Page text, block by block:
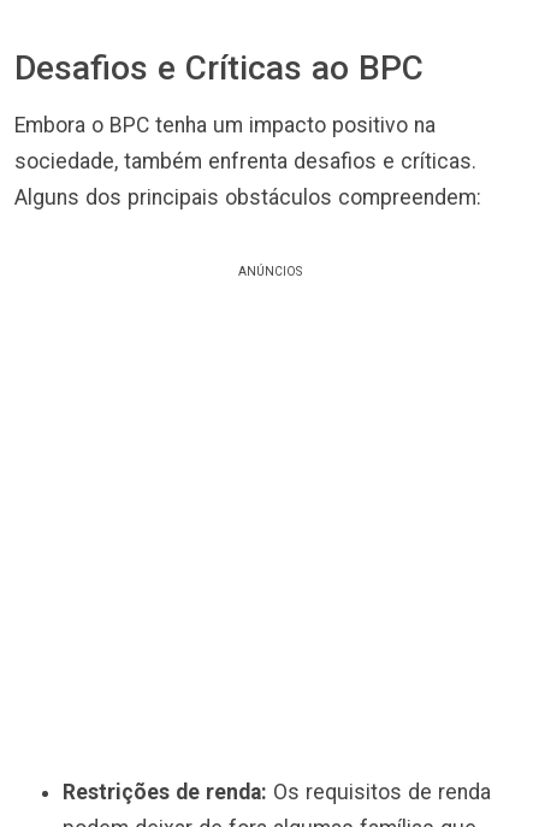
Desafios e Críticas ao BPC
Embora o BPC tenha um impacto positivo na
sociedade, também enfrenta desafios e críticas.
Alguns dos principais obstáculos compreendem:
ANÚNCIOS
Restrições de renda: Os requisitos de renda